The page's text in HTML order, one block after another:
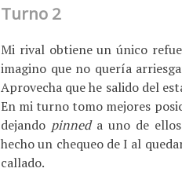
Turno 2
Mi rival obtiene un único
imagino que no quería
Aprovecha que he salido del
En mi turno tomo mejores
dejando pinneda uno de ellos
hecho un chequeo de I al
callado.